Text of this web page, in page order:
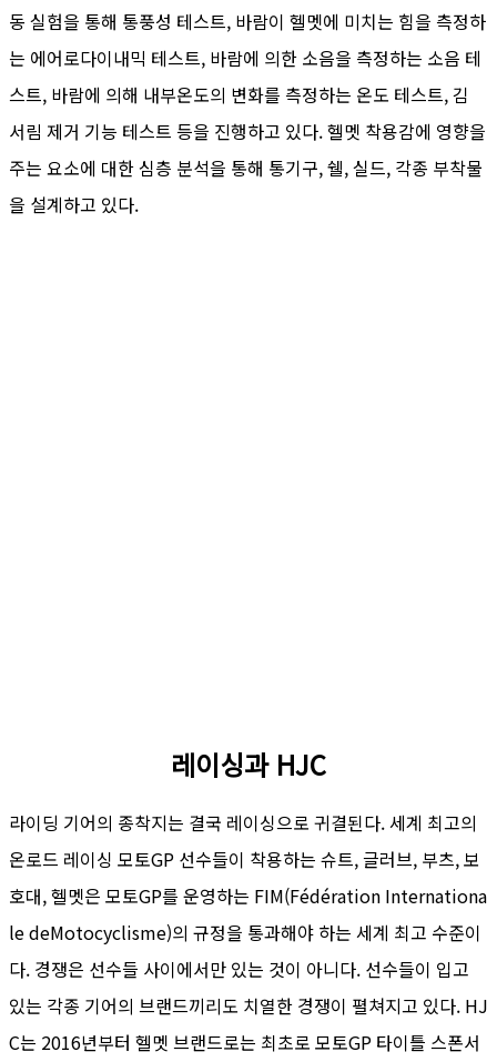
동 실험을 통해 통풍성 테스트, 바람이 헬멧에 미치는 힘을 측정하
는 에어로다이내믹 테스트, 바람에 의한 소음을 측정하는 소음 테
스트, 바람에 의해 내부온도의 변화를 측정하는 온도 테스트, 김
서림 제거 기능 테스트 등을 진행하고 있다. 헬멧 착용감에 영향을
주는 요소에 대한 심층 분석을 통해 통기구, 쉘, 실드, 각종 부착물
을 설계하고 있다.
레이싱과 HJC
라이딩 기어의 종착지는 결국 레이싱으로 귀결된다. 세계 최고의
온로드 레이싱 모토GP 선수들이 착용하는 슈트, 글러브, 부츠, 보
호대, 헬멧은 모토GP를 운영하는 FIM(Fédération Internationa
le deMotocyclisme)의 규정을 통과해야 하는 세계 최고 수준이
다. 경쟁은 선수들 사이에서만 있는 것이 아니다. 선수들이 입고
있는 각종 기어의 브랜드끼리도 치열한 경쟁이 펼쳐지고 있다. HJ
C는 2016년부터 헬멧 브랜드로는 최초로 모토GP 타이틀 스폰서